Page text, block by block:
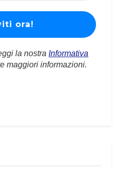
la nostra Informativa
maggiori informazioni.